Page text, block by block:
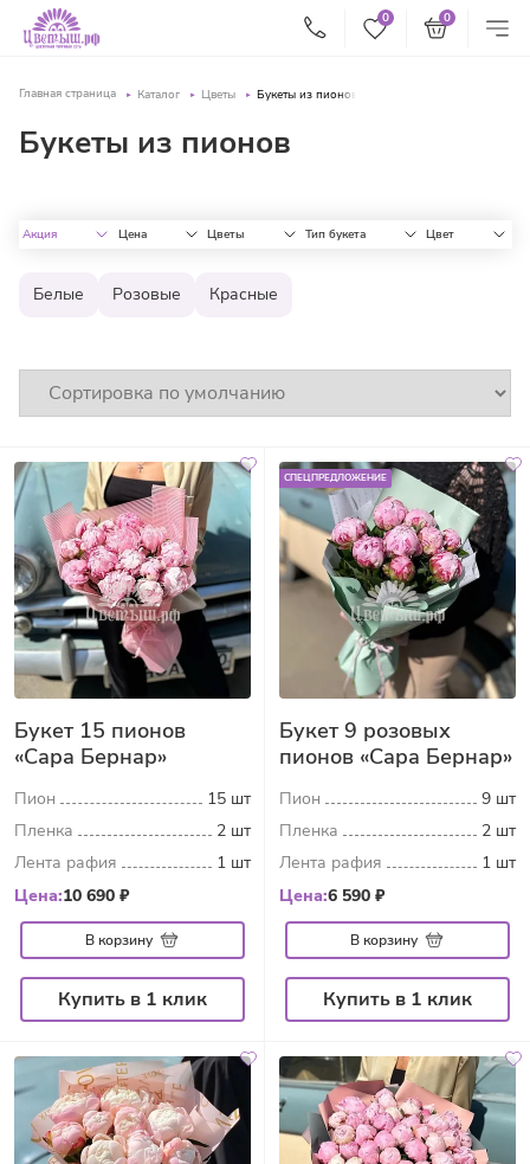
0 0
Главная страница Каталог Цветы Букеты из пионов
Букеты из пионов
Цена Цветы Тип букета Цвет
Акция
Белые Розовые Красные
Букет 15 пионов
«Сара Бернар»
Пион
15 шт
Пленка
2 шт
Лента рафия
1 шт
Цена:10 690 ₽
В корзину
Купить в 1 клик
СПЕЦПРЕДЛОЖЕНИЕ
Букет 9 розовых
пионов «Сара Бернар»
Пион
9 шт
Пленка
2 шт
Лента рафия
1 шт
Цена:6 590 ₽
В корзину
Купить в 1 клик